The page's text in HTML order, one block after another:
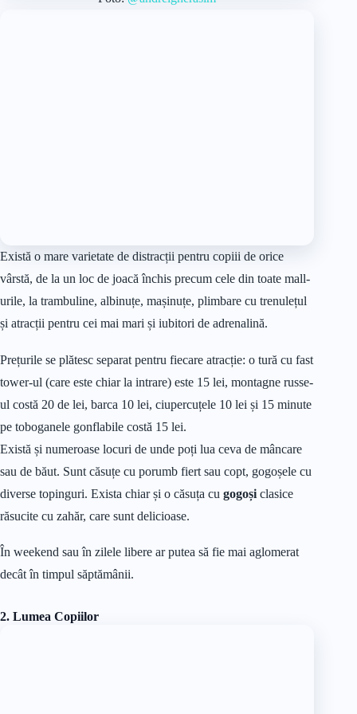
Există o mare varietate de distracții pentru copiii de orice
vârstă, de la un loc de joacă închis precum cele din toate mall-
urile, la trambuline, albinuțe, mașinuțe, plimbare cu trenulețul
și atracții pentru cei mai mari și iubitori de adrenalină.
Prețurile se plătesc separat pentru fiecare atracție: o tură cu fast
tower-ul (care este chiar la intrare) este 15 lei, montagne russe-
ul costă 20 de lei, barca 10 lei, ciupercuțele 10 lei și 15 minute
pe toboganele gonflabile costă 15 lei.
Există și numeroase locuri de unde poți lua ceva de mâncare
sau de băut. Sunt căsuțe cu porumb fiert sau copt, gogoșele cu
diverse topinguri. Exista chiar și o căsuța cu gogoși clasice
răsucite cu zahăr, care sunt delicioase.
În weekend sau în zilele libere ar putea să fie mai aglomerat
decât în timpul săptămânii.
2. Lumea Copiilor